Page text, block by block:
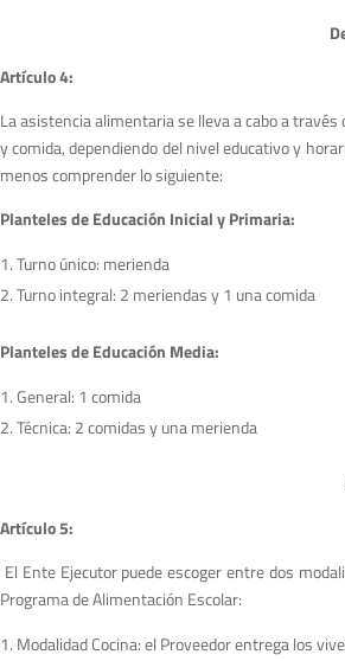
Artículo 4:
La asistencia alimentaria se lleva a cabo a
y comida, dependiendo del nivel educativo y
menos comprender lo siguiente:
Planteles de Educación Inicial y Primaria:
Turno único: merienda
Turno integral: 2 meriendas y 1 una comida
Planteles de Educación Media:
General: 1 comida
Técnica: 2 comidas y una merienda
Artículo 5:
El Ente Ejecutor puede escoger entre dos
Programa de Alimentación Escolar:
Modalidad Cocina: el Proveedor entrega los